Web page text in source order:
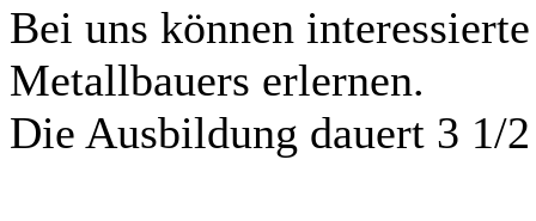
Bei uns können
Metallbauers erlernen.
Die Ausbildung dauert 3 1/2